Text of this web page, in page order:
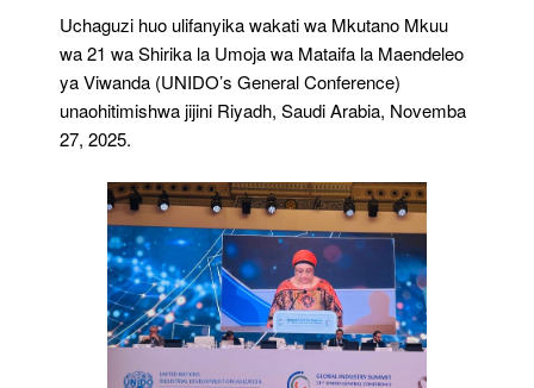
Uchaguzi huo ulifanyika wakati wa Mkutano Mkuu
wa 21 wa Shirika la Umoja wa Mataifa la Maendeleo
ya Viwanda (UNIDO’s General Conference)
unaohitimishwa jijini Riyadh, Saudi Arabia, Novemba
27, 2025.